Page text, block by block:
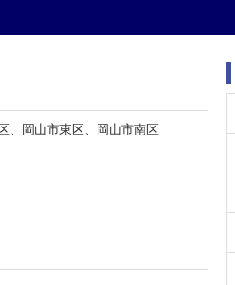
、岡山市東区、岡山市南区